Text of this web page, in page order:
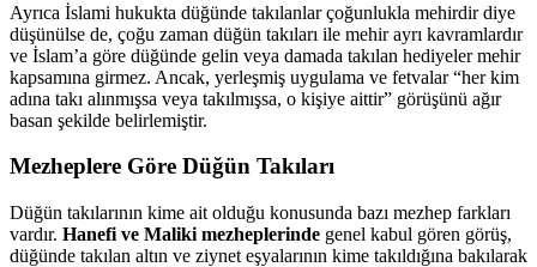
Ayrıca İslami hukukta düğünde takılanlar çoğunlukla mehirdir diye
düşünülse de, çoğu zaman düğün takıları ile mehir ayrı kavramlardır
ve İslam’a göre düğünde gelin veya damada takılan hediyeler mehir
kapsamına girmez. Ancak, yerleşmiş uygulama ve fetvalar “her kim
adına takı alınmışsa veya takılmışsa, o kişiye aittir” görüşünü ağır
basan şekilde belirlemiştir.
Mezheplere Göre Düğün Takıları
Düğün takılarının kime ait olduğu konusunda bazı mezhep farkları
vardır. Hanefi ve Maliki mezheplerinde genel kabul gören görüş,
düğünde takılan altın ve ziynet eşyalarının kime takıldığına bakılarak